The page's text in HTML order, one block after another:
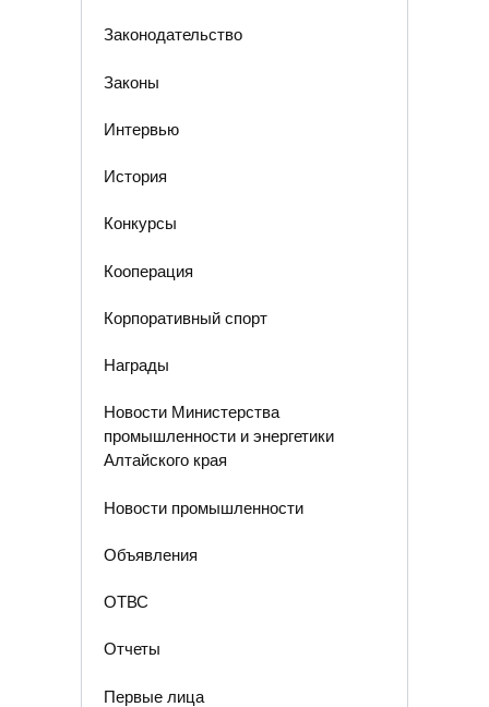
Законодательство
Законы
Интервью
История
Конкурсы
Кооперация
Корпоративный спорт
Награды
Новости Министерства
промышленности и энергетики
Алтайского края
Новости промышленности
Объявления
ОТВС
Отчеты
Первые лица